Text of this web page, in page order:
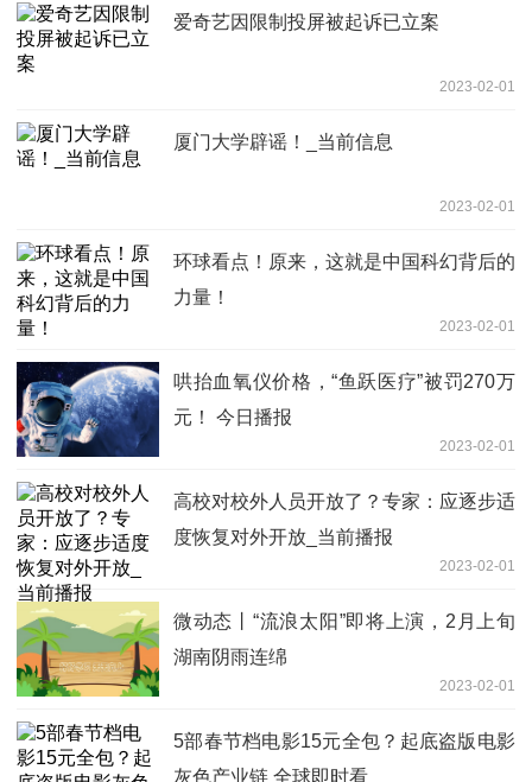
爱奇艺因限制投屏被起诉已立案
2023-02-01
厦门大学辟谣！_当前信息
2023-02-01
环球看点！原来，这就是中国科幻背后的
力量！
2023-02-01
哄抬血氧仪价格，“鱼跃医疗”被罚270万
元！ 今日播报
2023-02-01
高校对校外人员开放了？专家：应逐步适
度恢复对外开放_当前播报
2023-02-01
微动态丨“流浪太阳”即将上演，2月上旬
湖南阴雨连绵
2023-02-01
5部春节档电影15元全包？起底盗版电影
灰色产业链 全球即时看